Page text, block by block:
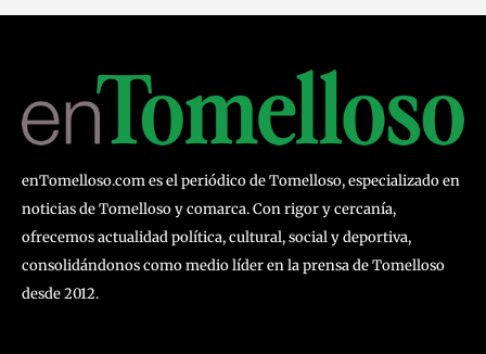
enTomelloso.com es el periódico de Tomelloso, especializado en
noticias de Tomelloso y comarca. Con rigor y cercanía,
ofrecemos actualidad política, cultural, social y deportiva,
consolidándonos como medio líder en la prensa de Tomelloso
desde 2012.